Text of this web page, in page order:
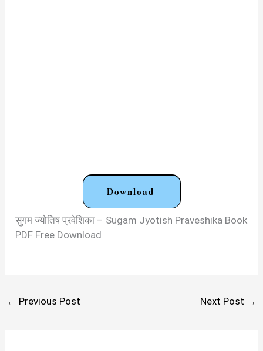
Download
सुगम ज्योतिष प्रवेशिका – Sugam Jyotish Praveshika Book
PDF Free Download
← Previous Post Next Post →